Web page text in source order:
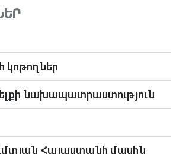
նախապատրաստություն
Հայաստանի մասին